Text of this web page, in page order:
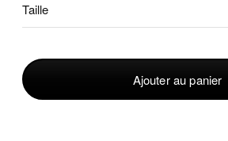
Taille
quantité
de
Tee-
Ajouter au panier